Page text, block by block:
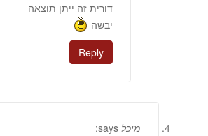
דורית זה ייתן תוצאה
יבשה
Reply
מיכל says: